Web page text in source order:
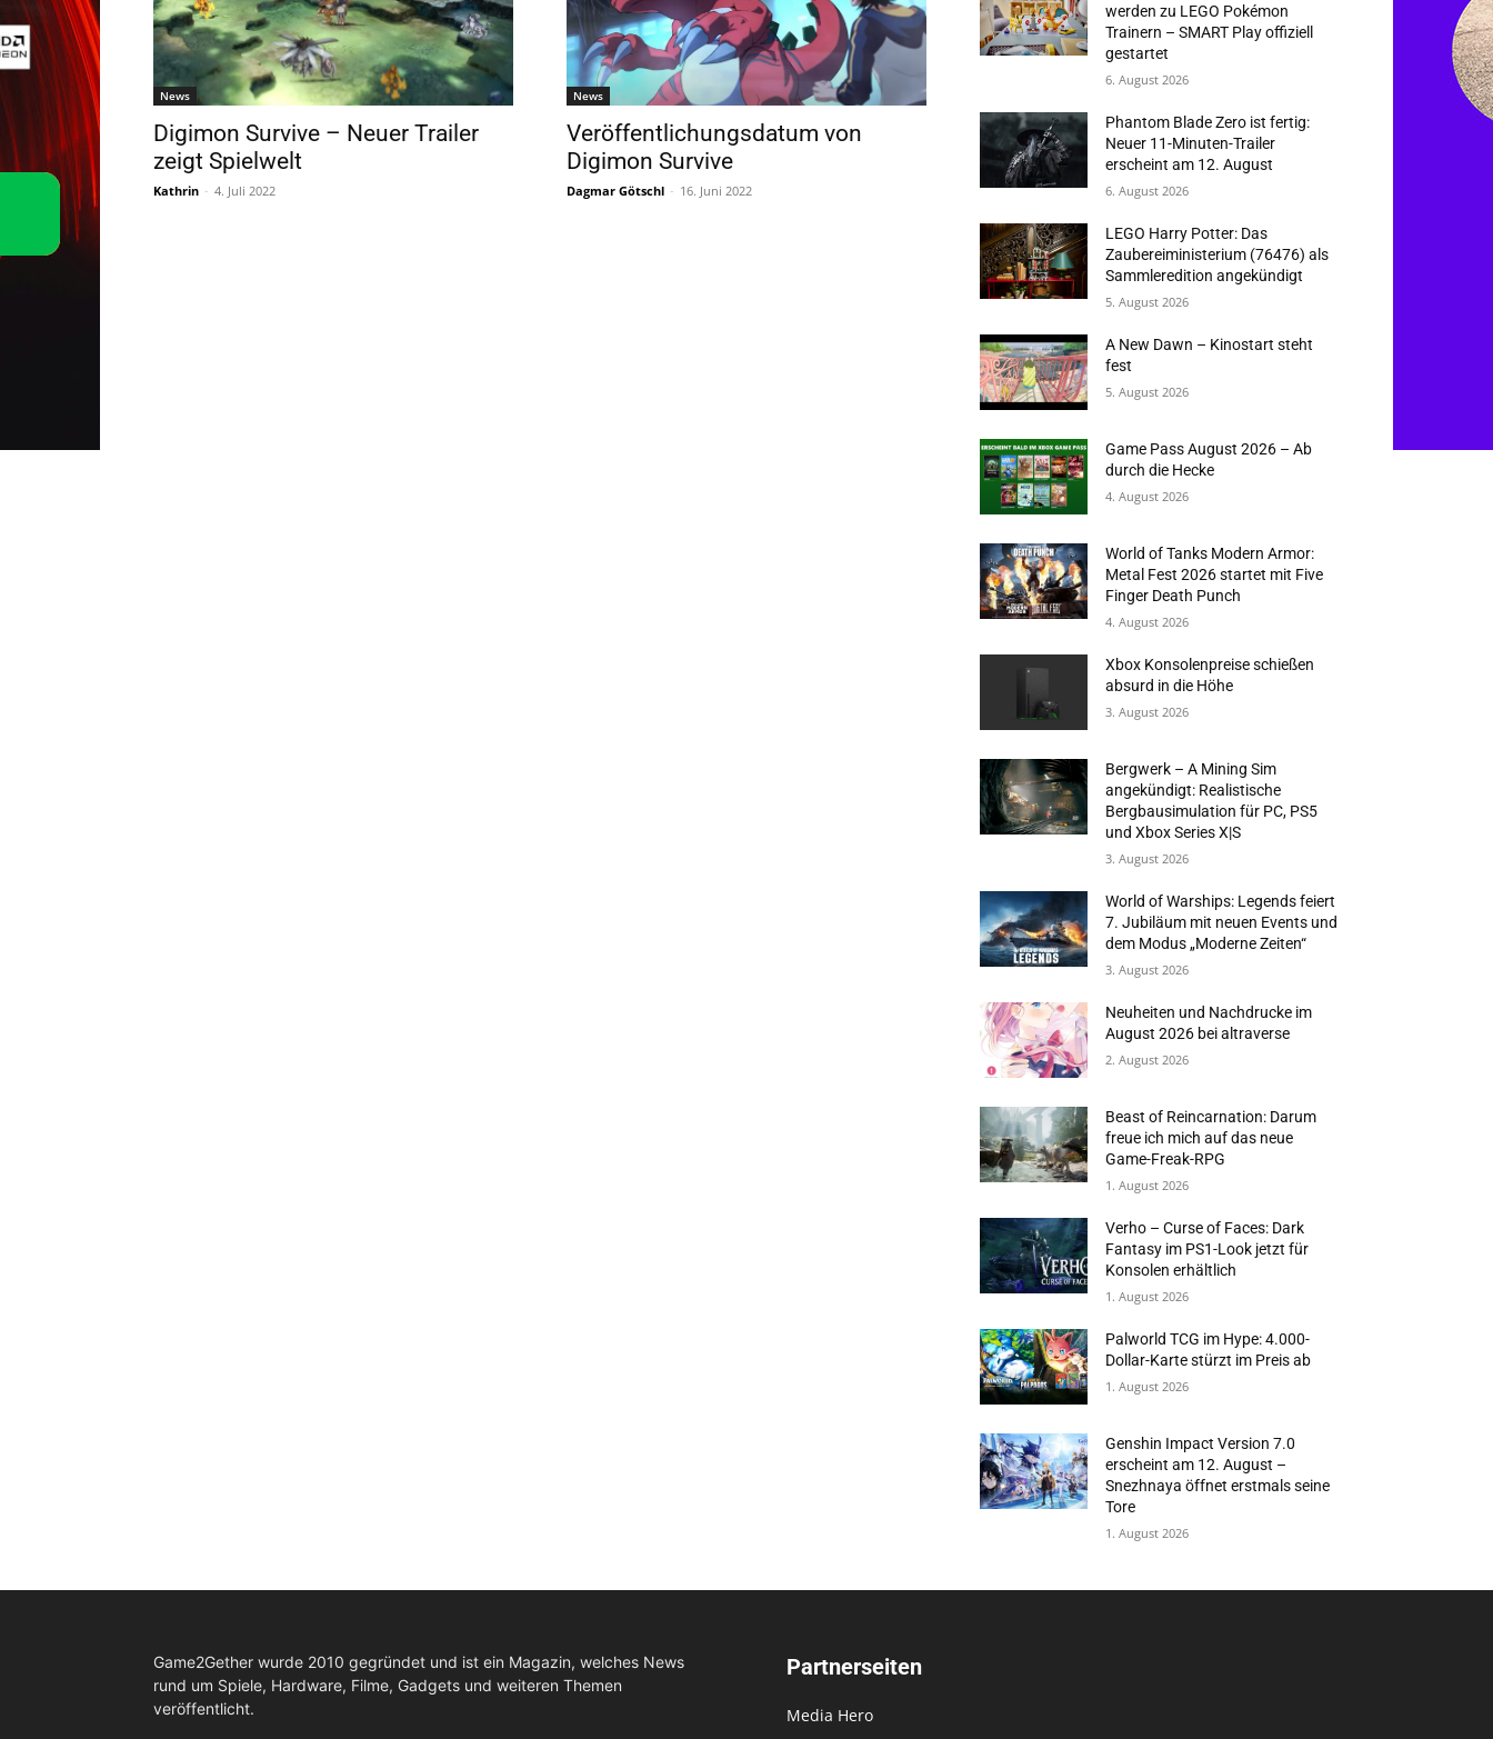
News
Digimon Survive – Neuer Trailer
zeigt Spielwelt
Kathrin - 4. Juli 2022
News
Veröffentlichungsdatum von
Digimon Survive
Dagmar Götschl - 16. Juni 2022
werden zu LEGO Pokémon
Trainern – SMART Play offiziell
gestartet
6. August 2026
Phantom Blade Zero ist fertig:
Neuer 11-Minuten-Trailer
erscheint am 12. August
6. August 2026
LEGO Harry Potter: Das
Zaubereiministerium (76476) als
Sammleredition angekündigt
5. August 2026
A New Dawn – Kinostart steht
fest
5. August 2026
Game Pass August 2026 – Ab
durch die Hecke
4. August 2026
World of Tanks Modern Armor:
Metal Fest 2026 startet mit Five
Finger Death Punch
4. August 2026
Xbox Konsolenpreise schießen
absurd in die Höhe
3. August 2026
Bergwerk – A Mining Sim
angekündigt: Realistische
Bergbausimulation für PC, PS5
und Xbox Series X|S
3. August 2026
World of Warships: Legends feiert
7. Jubiläum mit neuen Events und
dem Modus „Moderne Zeiten“
3. August 2026
Neuheiten und Nachdrucke im
August 2026 bei altraverse
2. August 2026
Beast of Reincarnation: Darum
freue ich mich auf das neue
Game-Freak-RPG
1. August 2026
Verho – Curse of Faces: Dark
Fantasy im PS1-Look jetzt für
Konsolen erhältlich
1. August 2026
Palworld TCG im Hype: 4.000-
Dollar-Karte stürzt im Preis ab
1. August 2026
Genshin Impact Version 7.0
erscheint am 12. August –
Snezhnaya öffnet erstmals seine
Tore
1. August 2026
Game2Gether wurde 2010 gegründet und ist ein Magazin, welches News
rund um Spiele, Hardware, Filme, Gadgets und weiteren Themen
veröffentlicht.
Partnerseiten
Media Hero